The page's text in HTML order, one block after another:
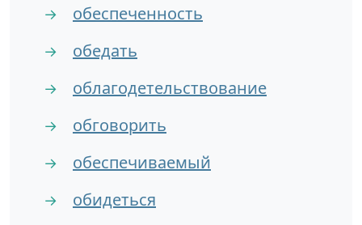
→ обеспеченность
→ обедать
→ облагодетельствование
→ обговорить
→ обеспечиваемый
→ обидеться